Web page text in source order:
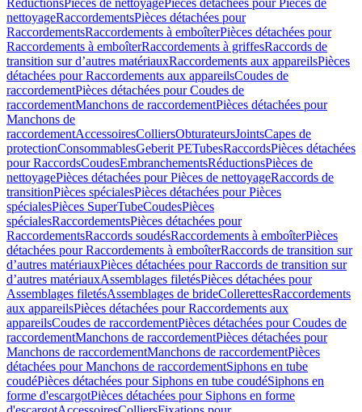
RéductionsPièces de nettoyagePièces détachées pour Pièces de
nettoyageRaccordementsPièces détachées pour
RaccordementsRaccordements à emboîterPièces détachées pour
Raccordements à emboîterRaccordements à griffesRaccords de
transition sur d’autres matériauxRaccordements aux appareilsPièces
détachées pour Raccordements aux appareilsCoudes de
raccordementPièces détachées pour Coudes de
raccordementManchons de raccordementPièces détachées pour
Manchons de
raccordementAccessoiresColliersObturateursJointsCapes de
protectionConsommablesGeberit PETubesRaccordsPièces détachées
pour RaccordsCoudesEmbranchementsRéductionsPièces de
nettoyagePièces détachées pour Pièces de nettoyageRaccords de
transitionPièces spécialesPièces détachées pour Pièces
spécialesPièces SuperTubeCoudesPièces
spécialesRaccordementsPièces détachées pour
RaccordementsRaccords soudésRaccordements à emboîterPièces
détachées pour Raccordements à emboîterRaccords de transition sur
d’autres matériauxPièces détachées pour Raccords de transition sur
d’autres matériauxAssemblages filetésPièces détachées pour
Assemblages filetésAssemblages de brideCollerettesRaccordements
aux appareilsPièces détachées pour Raccordements aux
appareilsCoudes de raccordementPièces détachées pour Coudes de
raccordementManchons de raccordementPièces détachées pour
Manchons de raccordementManchons de raccordementPièces
détachées pour Manchons de raccordementSiphons en tube
coudéPièces détachées pour Siphons en tube coudéSiphons en
forme d'escargotPièces détachées pour Siphons en forme